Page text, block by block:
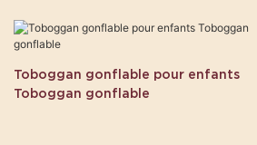
Toboggan gonflable pour enfants
Toboggan gonflable